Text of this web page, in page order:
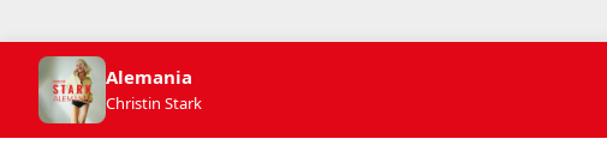
Alemania
Christin Stark